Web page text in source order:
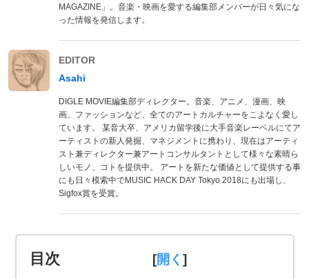
MAGAZINE」。音楽・映画を愛する編集部メンバーが日々気にな
った情報を発信します。
EDITOR
Asahi
DIGLE MOVIE編集部ディレクター。音楽、アニメ、漫画、映
画、ファッションなど、全てのアートカルチャーをこよなく愛し
ています。 某音大卒、アメリカ留学後に大手音楽レーベルにてア
ーティストの新人発掘、マネジメントに携わり、現在はアーティ
スト兼ディレクター兼アートコンサルタントとして様々な素晴ら
しいモノ、コトを提供中。 アートを新たな価値として提供する事
にも日々模索中でMUSIC HACK DAY Tokyo 2018にも出場し、
Sigfox賞を受賞。
目次 [ ]